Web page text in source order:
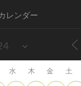
レンダー
水 木 金 土